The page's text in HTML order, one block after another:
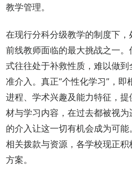
教学管理。
在现行分科分级教学的制度下
前线教师面临的最大挑战之一。
式往往处于补救性质，难以做
准介入。真正“个性化学习”，即
进程、学术兴趣及能力特征，
材与学习内容，在过去都被视
的介入让这一切有机会成为可
相关拨款与资源，各学校现正
方案。